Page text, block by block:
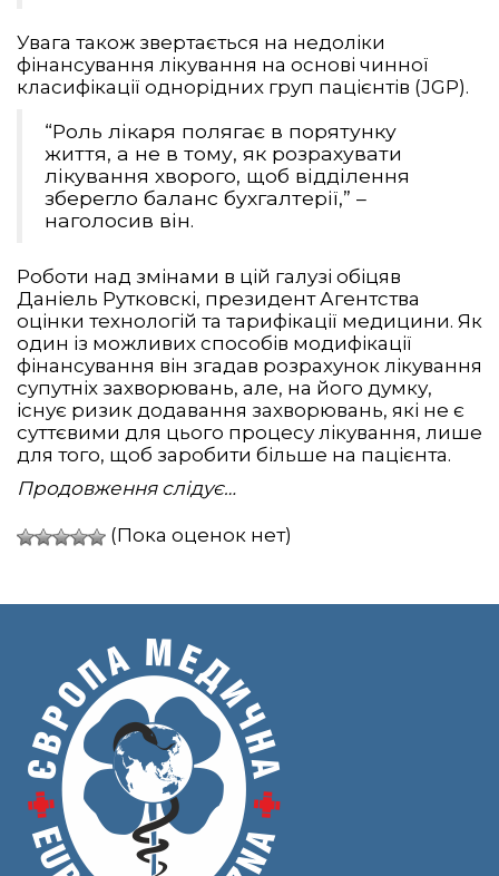
Увага також звертається на недоліки
фінансування лікування на основі чинної
класифікації однорідних груп пацієнтів (JGP).
“Роль лікаря полягає в порятунку
життя, а не в тому, як розрахувати
лікування хворого, щоб відділення
зберегло баланс бухгалтерії,” –
наголосив він.
Роботи над змінами в цій галузі обіцяв
Даніель Рутковскі, президент Агентства
оцінки технологій та тарифікації медицини. Як
один із можливих способів модифікації
фінансування він згадав розрахунок лікування
супутніх захворювань, але, на його думку,
існує ризик додавання захворювань, які не є
суттєвими для цього процесу лікування, лише
для того, щоб заробити більше на пацієнта.
Продовження слідує…
(Пока оценок нет)